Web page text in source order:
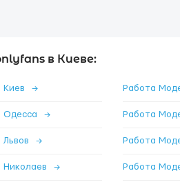
в Киеве:
Киев → Работа
Одесса → Работа
→ Работа
→ Работа